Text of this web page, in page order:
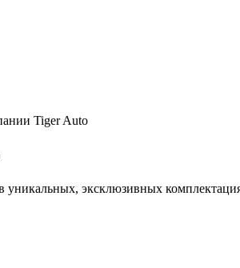
Tiger Auto
уникальных, эксклюзивных